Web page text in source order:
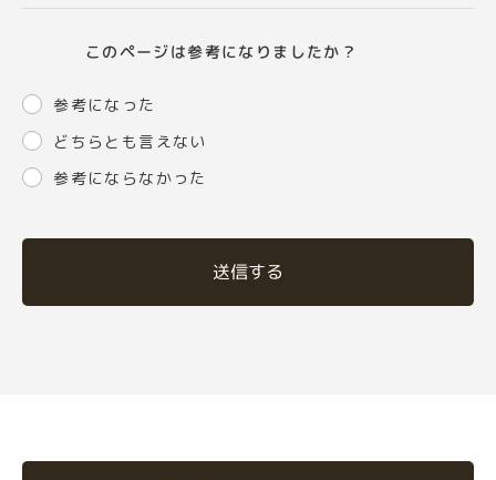
このページは参考になりましたか？
参考になった
どちらとも言えない
参考にならなかった
送信する